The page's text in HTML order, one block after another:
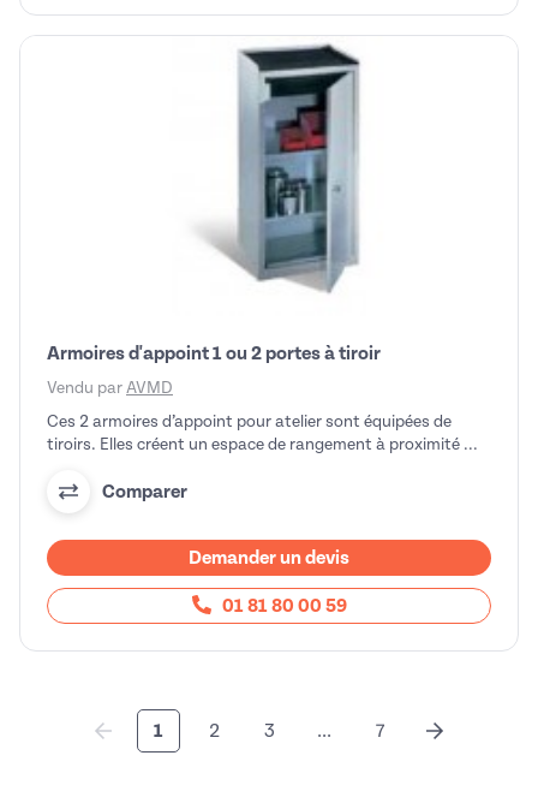
Armoires d'appoint 1 ou 2 portes à tiroir
Vendu par AVMD
Ces 2 armoires d’appoint pour atelier sont équipées de
tiroirs. Elles créent un espace de rangement à proximité ...
Comparer
Demander un devis
01 81 80 00 59
1 2 3 ... 7